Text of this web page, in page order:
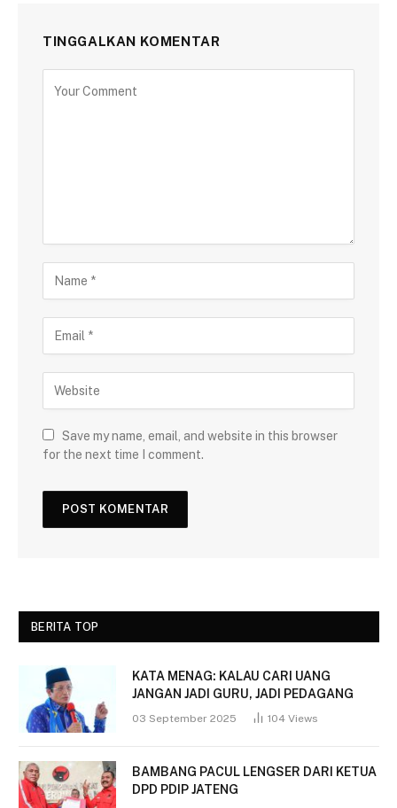
TINGGALKAN KOMENTAR
Save my name, email, and website in this browser
for the next time I comment.
BERITA TOP
KATA MENAG: KALAU CARI UANG
JANGAN JADI GURU, JADI PEDAGANG
03 September 2025 104 Views
BAMBANG PACUL LENGSER DARI KETUA
DPD PDIP JATENG